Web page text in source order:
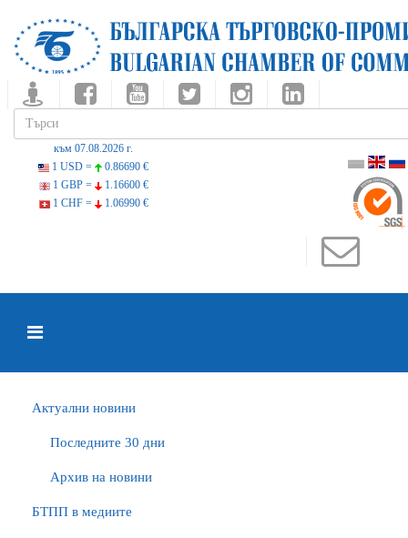
към 07.08.2026 г.
1 USD =
0.86690 €
1 GBP =
1.16600 €
1 CHF =
1.06990 €
Актуални новини
Последните 30 дни
Архив на новини
БTПП в медиите